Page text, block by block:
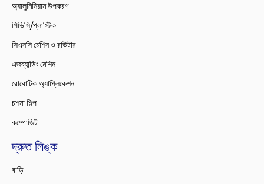
অ্যালুমিনিয়াম উপকরণ
পিভিসি/প্লাস্টিক
সিএনসি মেশিন ও রাউটার
এজব্যান্ডিং মেশিন
রোবোটিক অ্যাপ্লিকেশন
চশমা শিল্প
কম্পোজিট
দ্রুত লিঙ্ক
বাড়ি